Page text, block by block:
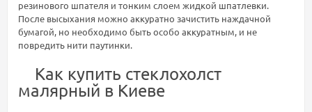
резинового шпателя и тонким слоем жидкой шпатлевки.
После высыхания можно аккуратно зачистить наждачной
бумагой, но необходимо быть особо аккуратным, и не
повредить нити паутинки.
Как купить стеклохолст
малярный в Киеве